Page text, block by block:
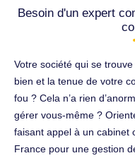
Besoin d'un expert
Votre société qui se
bien et la tenue de votre
fou ? Cela n’a rien
gérer vous-même ?
faisant appel à un cabinet
France pour une gestion